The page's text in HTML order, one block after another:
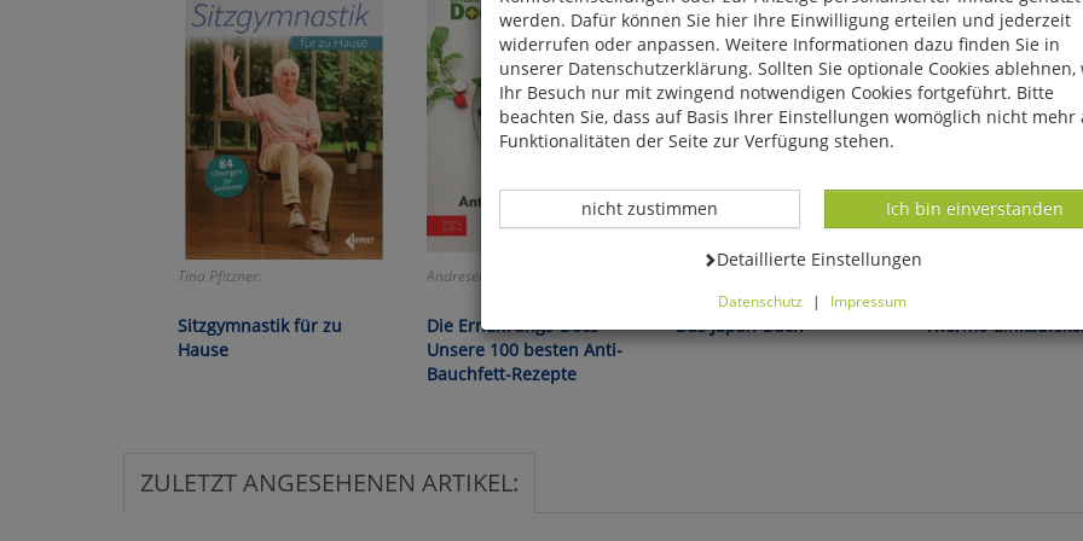
Tina Pfitzner:
Sitzgymnastik für zu
Hause
Andresen/Klasen/Riedl/Schäfer:
Die Ernährungs-Docs -
Unsere 100 besten Anti-
Bauchfett-Rezepte
Das Japan-Buch Thermo-
ZULETZT ANGESEHENEN ARTIKEL:
werden. Dafür können Sie hier Ihre Einwilligung erteilen und jederzeit
widerrufen oder anpassen. Weitere Informationen dazu finden Sie in
unserer Datenschutzerklärung. Sollten Sie optionale Cookies ablehnen,
Ihr Besuch nur mit zwingend notwendigen Cookies fortgeführt. Bitte
beachten Sie, dass auf Basis Ihrer Einstellungen womöglich nicht mehr
Funktionalitäten der Seite zur Verfügung stehen.
Datenverarbeitung -
Ich bin einverstanden
Datenverarbeitung -
nicht zustimmen
Datenverarbeitung -
Detaillierte Einstellungen
Datenschutz | Impressum
Cookies ablehnen, wird Ihr Besuch nur mit zwingend notwendigen
fortgeführt. Bitte beachten Sie, dass auf Basis Ihrer Einstellungen